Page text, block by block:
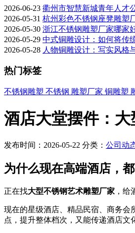
2026-06-23 衢州市智慧新城青年人才
2026-05-31 杭州彩色不锈钢座凳雕塑
2026-05-30 浙江不锈钢雕塑厂家哪家
2026-05-29 中式铜雕设计：如何将传
2026-05-28 人物铜雕设计：写实风格
热门标签
不锈钢雕塑 不锈钢 雕塑厂家 铜雕塑
酒店大堂摆件：
发布时间：2026-05-22 分类： 公司动
为什么现在高端酒店，
正在找大型不锈钢艺术雕塑厂家 ，给
现在的星级酒店、精品民宿、商务会
点，提升整体档次，又能传递酒店文